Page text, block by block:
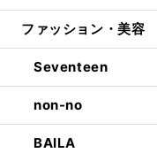
ファッション・美容
Seventeen
non-no
BAILA